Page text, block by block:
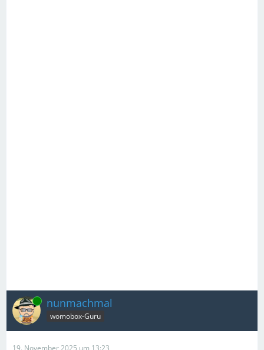
Online nunmachmal
womobox-Guru
19. November 2025 um 13:23